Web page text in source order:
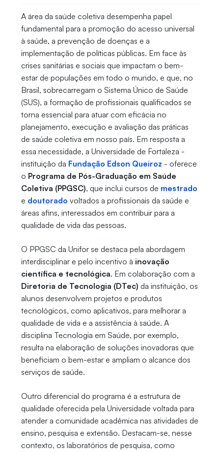
A área da saúde coletiva desempenha papel
fundamental para a promoção do acesso universal
à saúde, a prevenção de doenças e a
implementação de políticas públicas. Em face às
crises sanitárias e sociais que impactam o bem-
estar de populações em todo o mundo, e que, no
Brasil, sobrecarregam o Sistema Único de Saúde
(SUS), a formação de profissionais qualificados se
torna essencial para atuar com eficácia no
planejamento, execução e avaliação das práticas
de saúde coletiva em nosso país. Em resposta a
essa necessidade, a Universidade de Fortaleza -
instituição da Fundação Edson Queiroz - oferece
o Programa de Pós-Graduação em Saúde
Coletiva (PPGSC), que inclui cursos de mestrado
e doutorado voltados a profissionais da saúde e
áreas afins, interessados em contribuir para a
qualidade de vida das pessoas.
O PPGSC da Unifor se destaca pela abordagem
interdisciplinar e pelo incentivo à inovação
científica e tecnológica. Em colaboração com a
Diretoria de Tecnologia (DTec) da instituição, os
alunos desenvolvem projetos e produtos
tecnológicos, como aplicativos, para melhorar a
qualidade de vida e a assistência à saúde. A
disciplina Tecnologia em Saúde, por exemplo,
resulta na elaboração de soluções inovadoras que
beneficiam o bem-estar e ampliam o alcance dos
serviços de saúde.
Outro diferencial do programa é a estrutura de
qualidade oferecida pela Universidade voltada para
atender a comunidade acadêmica nas atividades de
ensino, pesquisa e extensão. Destacam-se, nesse
contexto, os laboratórios de pesquisa, como